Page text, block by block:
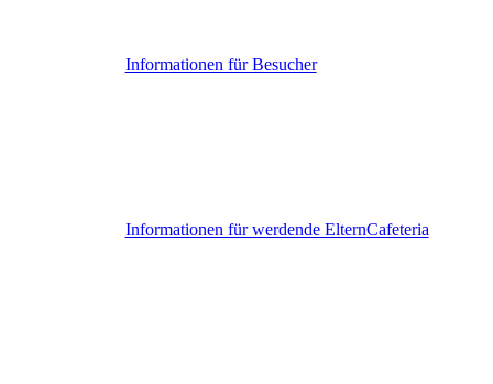
Informationen für Besucher
Informationen für werdende ElternCafeteria